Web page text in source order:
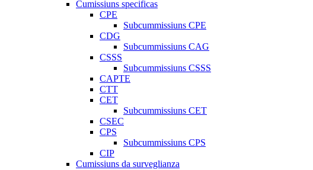
Cumissiuns specificas
CPE
Subcummissiuns CPE
CDG
Subcummissiuns CAG
CSSS
Subcummissiuns CSSS
CAPTE
CTT
CET
Subcummissiuns CET
CSEC
CPS
Subcummissiuns CPS
CIP
Cumissiuns da surveglianza